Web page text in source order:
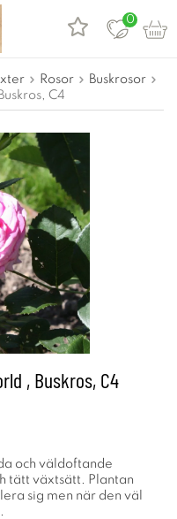
0
Rosor
Buskrosor
C4
, Buskros, C4
och väldoftande
tätt växtsätt. Plantan
sig men när den väl